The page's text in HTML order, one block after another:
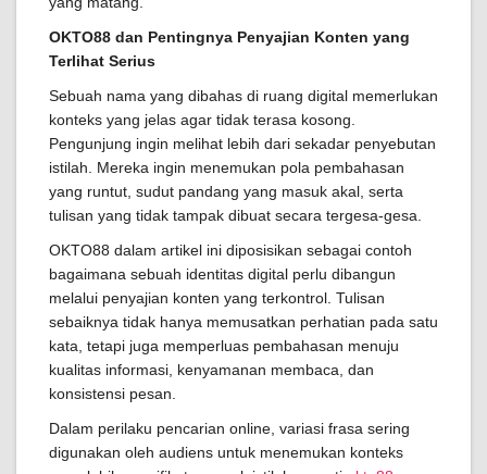
OKTO88 dan Pentingnya Penyajian Konten yang
Terlihat Serius
Sebuah nama yang dibahas di ruang digital memerlukan
konteks yang jelas agar tidak terasa kosong.
Pengunjung ingin melihat lebih dari sekadar penyebutan
istilah. Mereka ingin menemukan pola pembahasan
yang runtut, sudut pandang yang masuk akal, serta
tulisan yang tidak tampak dibuat secara tergesa-gesa.
OKTO88 dalam artikel ini diposisikan sebagai contoh
bagaimana sebuah identitas digital perlu dibangun
melalui penyajian konten yang terkontrol. Tulisan
sebaiknya tidak hanya memusatkan perhatian pada satu
kata, tetapi juga memperluas pembahasan menuju
kualitas informasi, kenyamanan membaca, dan
konsistensi pesan.
Dalam perilaku pencarian online, variasi frasa sering
digunakan oleh audiens untuk menemukan konteks